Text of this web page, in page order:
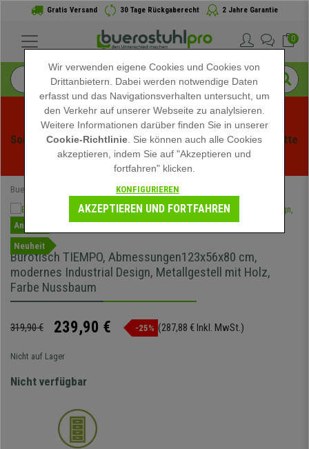
Gratis Versand 30 Tage Rückgaberecht 2 Jahre Garantie
0
Sommerschlussverauf bei buerstuhlpro! Exklusive Rabatte
für kurze Zeit - Aktion ansehen -
Buerostuhlpro Bürotische
Angebot
Neuheit
Bürotisch TIEMPO, Abmessungen123x56x80 cm,
modernes Industrial Design, Metallgestell mit Holz,
Farbe Nussbaum
319,90 € 239,90 € -25% (287,88 € Inkl. MwSt.)
Nicht auf Lager
Nicht verfügbar
Wir verwenden eigene Cookies und Cookies von
Drittanbietern. Dabei werden notwendige Daten
erfasst und das Navigationsverhalten untersucht, um
den Verkehr auf unserer Webseite zu analylsieren.
Weitere Informationen darüber finden Sie in unserer
Cookie-Richtlinie . Sie können auch alle Cookies
akzeptieren, indem Sie auf "Akzeptieren und
fortfahren" klicken.
KONFIGURIEREN
AKZEPTIEREN UND FORTFAHREN